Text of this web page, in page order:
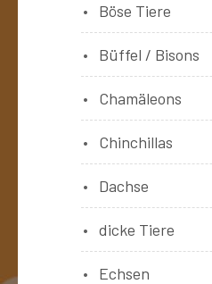
Böse Tiere
Büffel / Bisons
Chamäleons
Chinchillas
Dachse
dicke Tiere
Echsen